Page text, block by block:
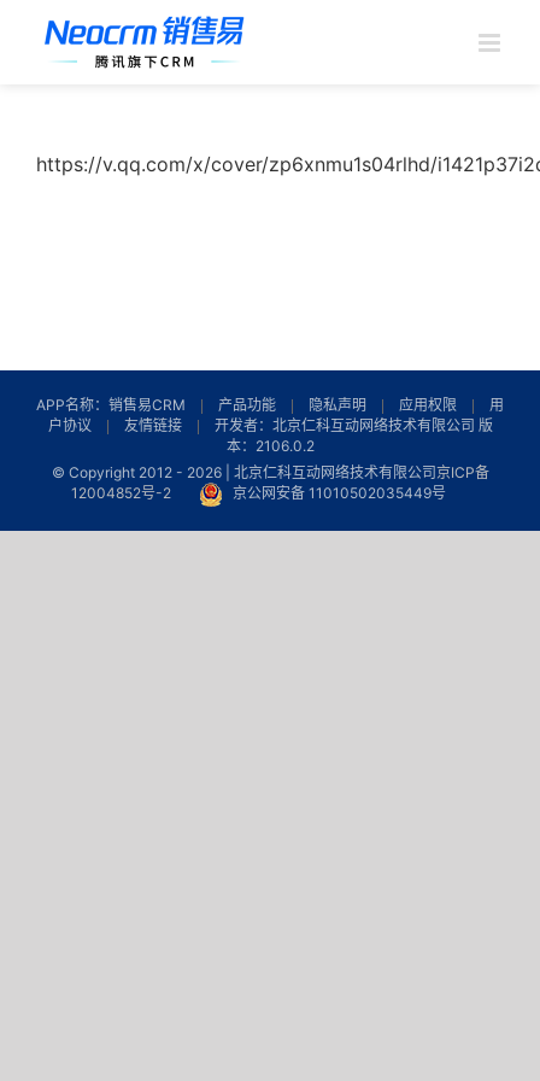
https://v.qq.com/x/cover/zp6xnmu1s04rlhd/
APP名称：销售易CRM 产品功能 隐私声明 应用权限
用
户协议
友情链接
开发者：北京仁科互动网络技术有限公司 版
本：2106.0.2
© Copyright 2012 - 2026 | 北京仁科互动网络技术有限公司京ICP备
12004852号-2
京公网安备 11010502035449号